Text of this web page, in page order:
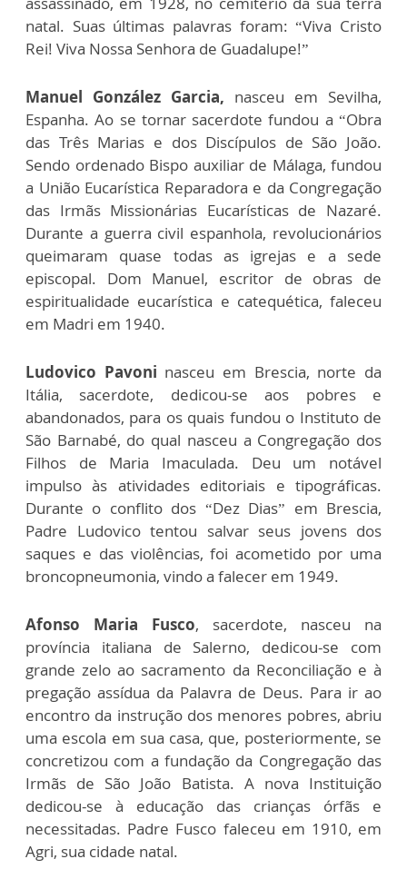
natal. Suas últimas palavras foram: “Viva Cristo
Rei! Viva Nossa Senhora de Guadalupe!”
Manuel González Garcia, nasceu em Sevilha,
Espanha. Ao se tornar sacerdote fundou a “Obra
das Três Marias e dos Discípulos de São João.
Sendo ordenado Bispo auxiliar de Málaga, fundou
a União Eucarística Reparadora e da Congregação
das Irmãs Missionárias Eucarísticas de Nazaré.
Durante a guerra civil espanhola, revolucionários
queimaram quase todas as igrejas e a sede
episcopal. Dom Manuel, escritor de obras de
espiritualidade eucarística e catequética, faleceu
em Madri em 1940.
Ludovico Pavoni nasceu em Brescia, norte da
Itália, sacerdote, dedicou-se aos pobres e
abandonados, para os quais fundou o Instituto de
São Barnabé, do qual nasceu a Congregação dos
Filhos de Maria Imaculada. Deu um notável
impulso às atividades editoriais e tipográficas.
Durante o conflito dos “Dez Dias” em Brescia,
Padre Ludovico tentou salvar seus jovens dos
saques e das violências, foi acometido por uma
broncopneumonia, vindo a falecer em 1949.
Afonso Maria Fusco, sacerdote, nasceu na
província italiana de Salerno, dedicou-se com
grande zelo ao sacramento da Reconciliação e à
pregação assídua da Palavra de Deus. Para ir ao
encontro da instrução dos menores pobres, abriu
uma escola em sua casa, que, posteriormente, se
concretizou com a fundação da Congregação das
Irmãs de São João Batista. A nova Instituição
dedicou-se à educação das crianças órfãs e
necessitadas. Padre Fusco faleceu em 1910, em
Agri, sua cidade natal.